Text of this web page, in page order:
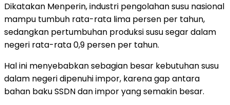
Dikatakan Menperin, industri pengolahan susu nasional
mampu tumbuh rata-rata lima persen per tahun,
sedangkan pertumbuhan produksi susu segar dalam
negeri rata-rata 0,9 persen per tahun.
Hal ini menyebabkan sebagian besar kebutuhan susu
dalam negeri dipenuhi impor, karena gap antara
bahan baku SSDN dan impor yang semakin besar.